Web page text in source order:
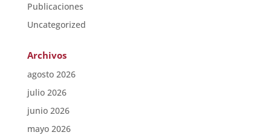
Publicaciones
Uncategorized
Archivos
agosto 2026
julio 2026
junio 2026
mayo 2026